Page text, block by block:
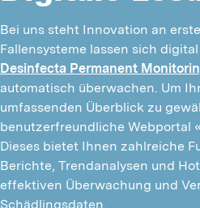
Bei uns steht Innovation an
Fallensysteme lassen sich
Desinfecta Permanent
automatisch überwachen. Um
umfassenden Überblick zu
benutzerfreundliche Webportal «
Dieses bietet Ihnen zahlreiche
Berichte, Trendanalysen und
effektiven Überwachung und
Schädlingsdaten.